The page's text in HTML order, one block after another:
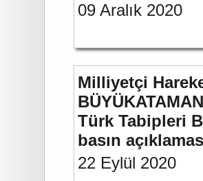
09 Aralık 2020
Milliyetçi
Türk Tabipleri
basın
22 Eylül 2020